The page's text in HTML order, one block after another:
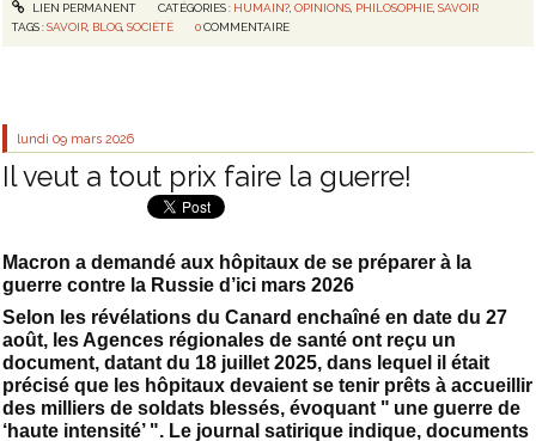
LIEN PERMANENT CATÉGORIES : HUMAIN?, OPINIONS, PHILOSOPHIE, SAVOIR
TAGS :SAVOIR, BLOG,SOCIÉTÉ 0 COMMENTAIRE
lundi 09 mars 2026
Il veut a tout prix faire la guerre!
Macron a demandé aux hôpitaux de se préparer à la
guerre contre la Russie d’ici mars 2026
Selon les révélations du Canard enchaîné en date du 27
août, les Agences régionales de santé ont reçu un
document, datant du 18 juillet 2025, dans lequel il était
précisé que les hôpitaux devaient se tenir prêts à accueillir
des milliers de soldats blessés, évoquant " une guerre de
‘haute intensité’ ". Le journal satirique indique, documents